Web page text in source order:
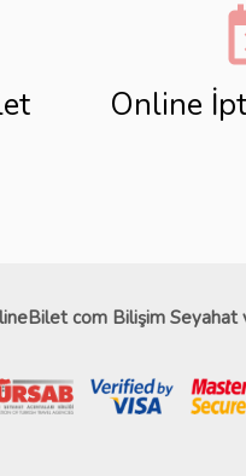
Online
com Bilişim Seyahat